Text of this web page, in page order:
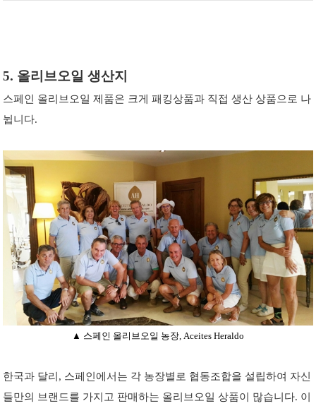
5. 올리브오일 생산지
스페인 올리브오일 제품은 크게 패킹상품과 직접 생산 상품으로 나
뉩니다.
▲ 스페인 올리브오일 농장, Aceites Heraldo
한국과 달리, 스페인에서는 각 농장별로 협동조합을 설립하여 자신
들만의 브랜드를 가지고 판매하는 올리브오일 상품이 많습니다. 이